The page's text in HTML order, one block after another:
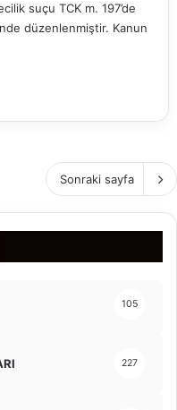
suçu TCK m. 197’de
düzenlenmiştir. Kanun
Sonraki sayfa
105
227